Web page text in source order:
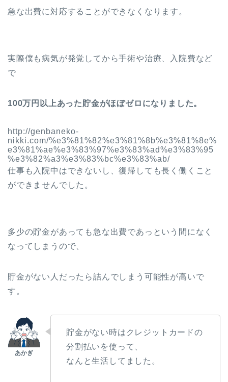
急な出費に対応することができなくなります。
実際僕も病気が発覚してから手術や治療、入院費など
で
100万円以上あった貯金がほぼゼロになりました。
http://genbaneko-
nikki.com/%e3%81%82%e3%81%8b%e3%81%8e%
e3%81%ae%e3%83%97%e3%83%ad%e3%83%95
%e3%82%a3%e3%83%bc%e3%83%ab/
仕事も入院中はできないし、復帰しても長く働くこと
ができませんでした。
多少の貯金があっても急な出費であっという間になく
なってしまうので、
貯金がない人だったら詰んでしまう可能性が高いで
す。
貯金がない時はクレジットカードの
分割払いを使って、
なんと生活してました。